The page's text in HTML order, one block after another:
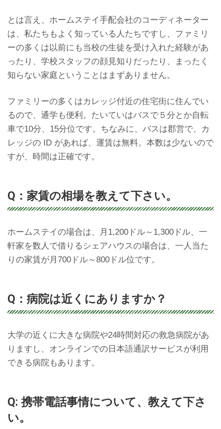
とは言え、ホームステイ手配会社のコーディネーター
は、私たちもよく知っている人たちですし、ファミリ
ーの多くは以前にも当校の生徒を受け入れた経験があ
ったり、学校スタッフの顔見知りだったり、まったく
知らない家庭ということはまずありません。
ファミリーの多くはカレッジ付近の住宅街に住んでい
るので、通学も便利。たいていはバスで５分とか自転
車で10分、15分位です。ちなみに、バスは郡営で、カ
レッジの ID があれば、運賃は無料。本数は少ないので
すが、時間は正確です。
Q：家賃の相場を教えて下さい。
ホームステイの場合は、月1,200ドル～1,300ドル、一
軒家を数人で借りるシェアハウスの場合は、一人当た
りの家賃が月700ドル～800ドル位です。
Q：病院は近くにありますか？
大学の近くに大きな病院や24時間対応の救急病院があ
りますし、オンラインでの日本語通訳サービスが利用
できる病院もあります。
Q: 携帯電話事情について、教えて下さ
い。